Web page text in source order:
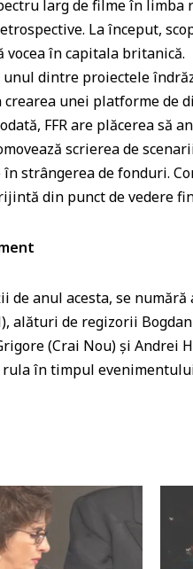
larg de filme în limba
La început,
vocea în capitala britanică.
unul dintre proiectele
unei platforme de
FFR are plăcerea să
scrierea de
strângerea de fonduri.
din punct de vedere
de anul acesta, se numără
alături de regizorii
(Crai Nou) și Andrei
rula în timpul